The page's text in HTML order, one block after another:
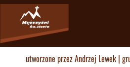
utworzone przezAndrzej Lewek|